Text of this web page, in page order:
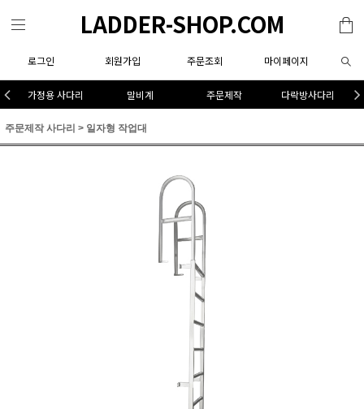
LADDER-SHOP.COM
로그인 회원가입 주문조회 마이페이지
가정용 사다리 말비계 주문제작 다락방사다리
주문제작 사다리 > 일자형 작업대